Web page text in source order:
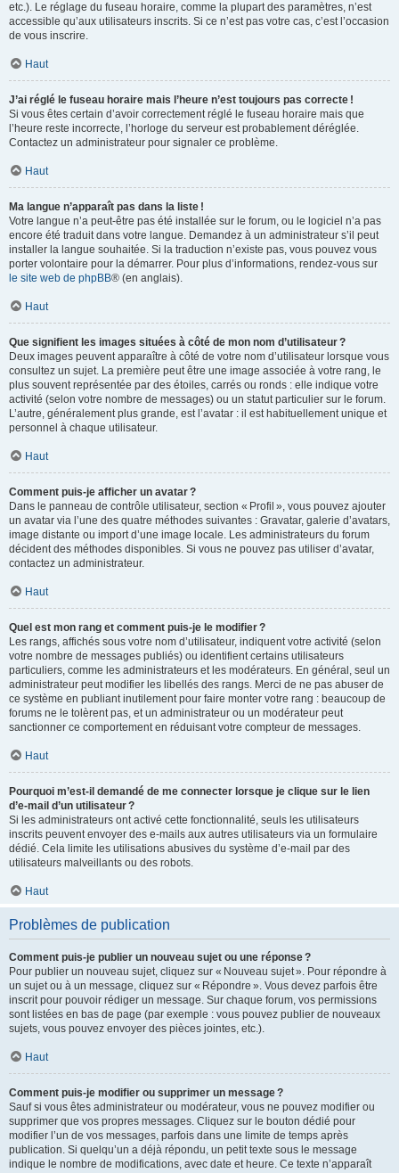
etc.). Le réglage du fuseau horaire, comme la plupart des paramètres, n’est
accessible qu’aux utilisateurs inscrits. Si ce n’est pas votre cas, c’est l’occasion
de vous inscrire.
Haut
J’ai réglé le fuseau horaire mais l’heure n’est toujours pas correcte !
Si vous êtes certain d’avoir correctement réglé le fuseau horaire mais que
l’heure reste incorrecte, l’horloge du serveur est probablement déréglée.
Contactez un administrateur pour signaler ce problème.
Haut
Ma langue n’apparaît pas dans la liste !
Votre langue n’a peut-être pas été installée sur le forum, ou le logiciel n’a pas
encore été traduit dans votre langue. Demandez à un administrateur s’il peut
installer la langue souhaitée. Si la traduction n’existe pas, vous pouvez vous
porter volontaire pour la démarrer. Pour plus d’informations, rendez-vous sur
le site web de phpBB® (en anglais).
Haut
Que signifient les images situées à côté de mon nom d’utilisateur ?
Deux images peuvent apparaître à côté de votre nom d’utilisateur lorsque vous
consultez un sujet. La première peut être une image associée à votre rang, le
plus souvent représentée par des étoiles, carrés ou ronds : elle indique votre
activité (selon votre nombre de messages) ou un statut particulier sur le forum.
L’autre, généralement plus grande, est l’avatar : il est habituellement unique et
personnel à chaque utilisateur.
Haut
Comment puis-je afficher un avatar ?
Dans le panneau de contrôle utilisateur, section « Profil », vous pouvez ajouter
un avatar via l’une des quatre méthodes suivantes : Gravatar, galerie d’avatars,
image distante ou import d’une image locale. Les administrateurs du forum
décident des méthodes disponibles. Si vous ne pouvez pas utiliser d’avatar,
contactez un administrateur.
Haut
Quel est mon rang et comment puis-je le modifier ?
Les rangs, affichés sous votre nom d’utilisateur, indiquent votre activité (selon
votre nombre de messages publiés) ou identifient certains utilisateurs
particuliers, comme les administrateurs et les modérateurs. En général, seul un
administrateur peut modifier les libellés des rangs. Merci de ne pas abuser de
ce système en publiant inutilement pour faire monter votre rang : beaucoup de
forums ne le tolèrent pas, et un administrateur ou un modérateur peut
sanctionner ce comportement en réduisant votre compteur de messages.
Haut
Pourquoi m’est-il demandé de me connecter lorsque je clique sur le lien
d’e-mail d’un utilisateur ?
Si les administrateurs ont activé cette fonctionnalité, seuls les utilisateurs
inscrits peuvent envoyer des e-mails aux autres utilisateurs via un formulaire
dédié. Cela limite les utilisations abusives du système d’e-mail par des
utilisateurs malveillants ou des robots.
Haut
Problèmes de publication
Comment puis-je publier un nouveau sujet ou une réponse ?
Pour publier un nouveau sujet, cliquez sur « Nouveau sujet ». Pour répondre à
un sujet ou à un message, cliquez sur « Répondre ». Vous devez parfois être
inscrit pour pouvoir rédiger un message. Sur chaque forum, vos permissions
sont listées en bas de page (par exemple : vous pouvez publier de nouveaux
sujets, vous pouvez envoyer des pièces jointes, etc.).
Haut
Comment puis-je modifier ou supprimer un message ?
Sauf si vous êtes administrateur ou modérateur, vous ne pouvez modifier ou
supprimer que vos propres messages. Cliquez sur le bouton dédié pour
modifier l’un de vos messages, parfois dans une limite de temps après
publication. Si quelqu’un a déjà répondu, un petit texte sous le message
indique le nombre de modifications, avec date et heure. Ce texte n’apparaît